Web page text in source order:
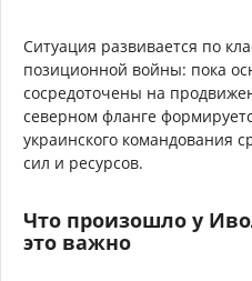
Ситуация развивается по
позиционной войны: пока
сосредоточены на
северном фланге
украинского командования
сил и ресурсов.
Что произошло у
это важно